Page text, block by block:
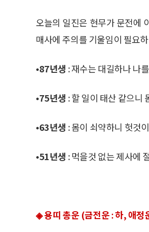
오늘의 일진은 현무가 문전에
매사에 주의를 기울임이 필요
•87년생 : 재수는 대길하나 나
•75년생 : 할 일이 태산 같으니
•63년생 : 몸이 쇠약하니 헛것
•51년생 : 먹을것 없는 제사에
◈ 용띠 총운 (금전운 : 하, 애정